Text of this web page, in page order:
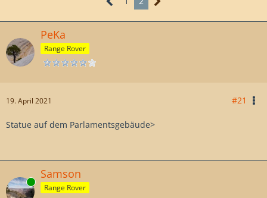
PeKa
Range Rover
19. April 2021 #21
Statue auf dem Parlamentsgebäude>
Online
Samson
Range Rover